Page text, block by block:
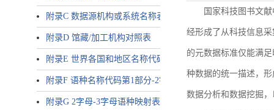
附录C 数据源机构或系统名称表
附录D 馆藏/加工机构对照表
附录E 世界各国和地区名称代码-2字母代码（GB/T 2659-
附录F 语种名称代码第1部分-2字母代码（GB/T 4880.1-2005
附录G 2字母-3字母语种映射表
国家科技图书文
经形成了从科技信息
的元数据标准仅能满
种数据的统一描述，
数据分析和数据挖掘